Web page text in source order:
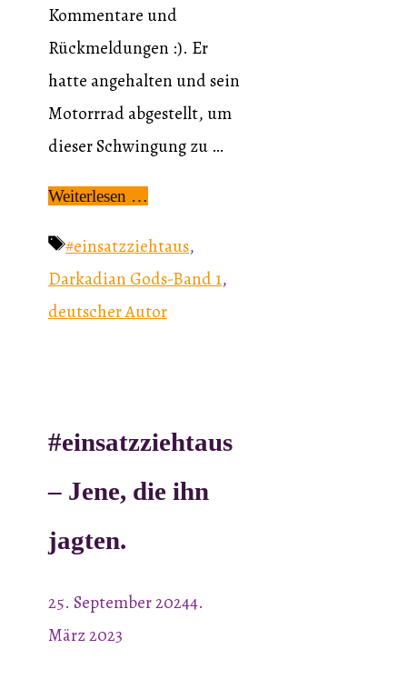
Kommentare und
Rückmeldungen :). Er
hatte angehalten und sein
Motorrrad abgestellt, um
dieser Schwingung zu …
Weiterlesen …
Schlagwörter
#einsatzziehtaus,
Darkadian Gods-Band 1,
deutscher Autor
#einsatzziehtaus
– Jene, die ihn
jagten.
25. September 20244.
März 2023